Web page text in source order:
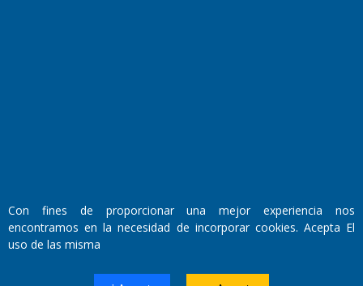
Domicilio Legal: José Ingenieros 855,
Santa Rosa, La Pampa.
Número de Registro DNDA:
Con fines de proporcionar una mejor experiencia nos
encontramos en la necesidad de incorporar cookies. Acepta El
uso de las misma